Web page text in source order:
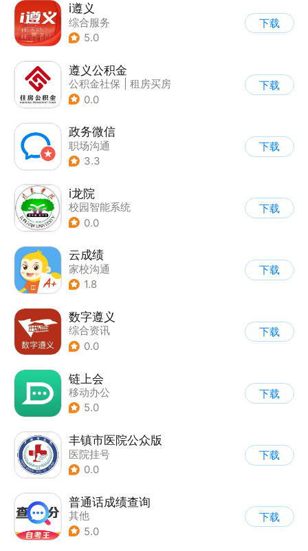
i遵义
综合服务
5.0
下载
遵义公积金
公积金社保
租房买房
0.0
下载
政务微信
职场沟通
3.3
下载
i龙院
校园智能系统
0.0
下载
云成绩
家校沟通
1.8
下载
数字遵义
综合资讯
0.0
下载
链上会
移动办公
5.0
下载
丰镇市医院公众版
医院挂号
0.0
下载
普通话成绩查询
其他
5.0
下载